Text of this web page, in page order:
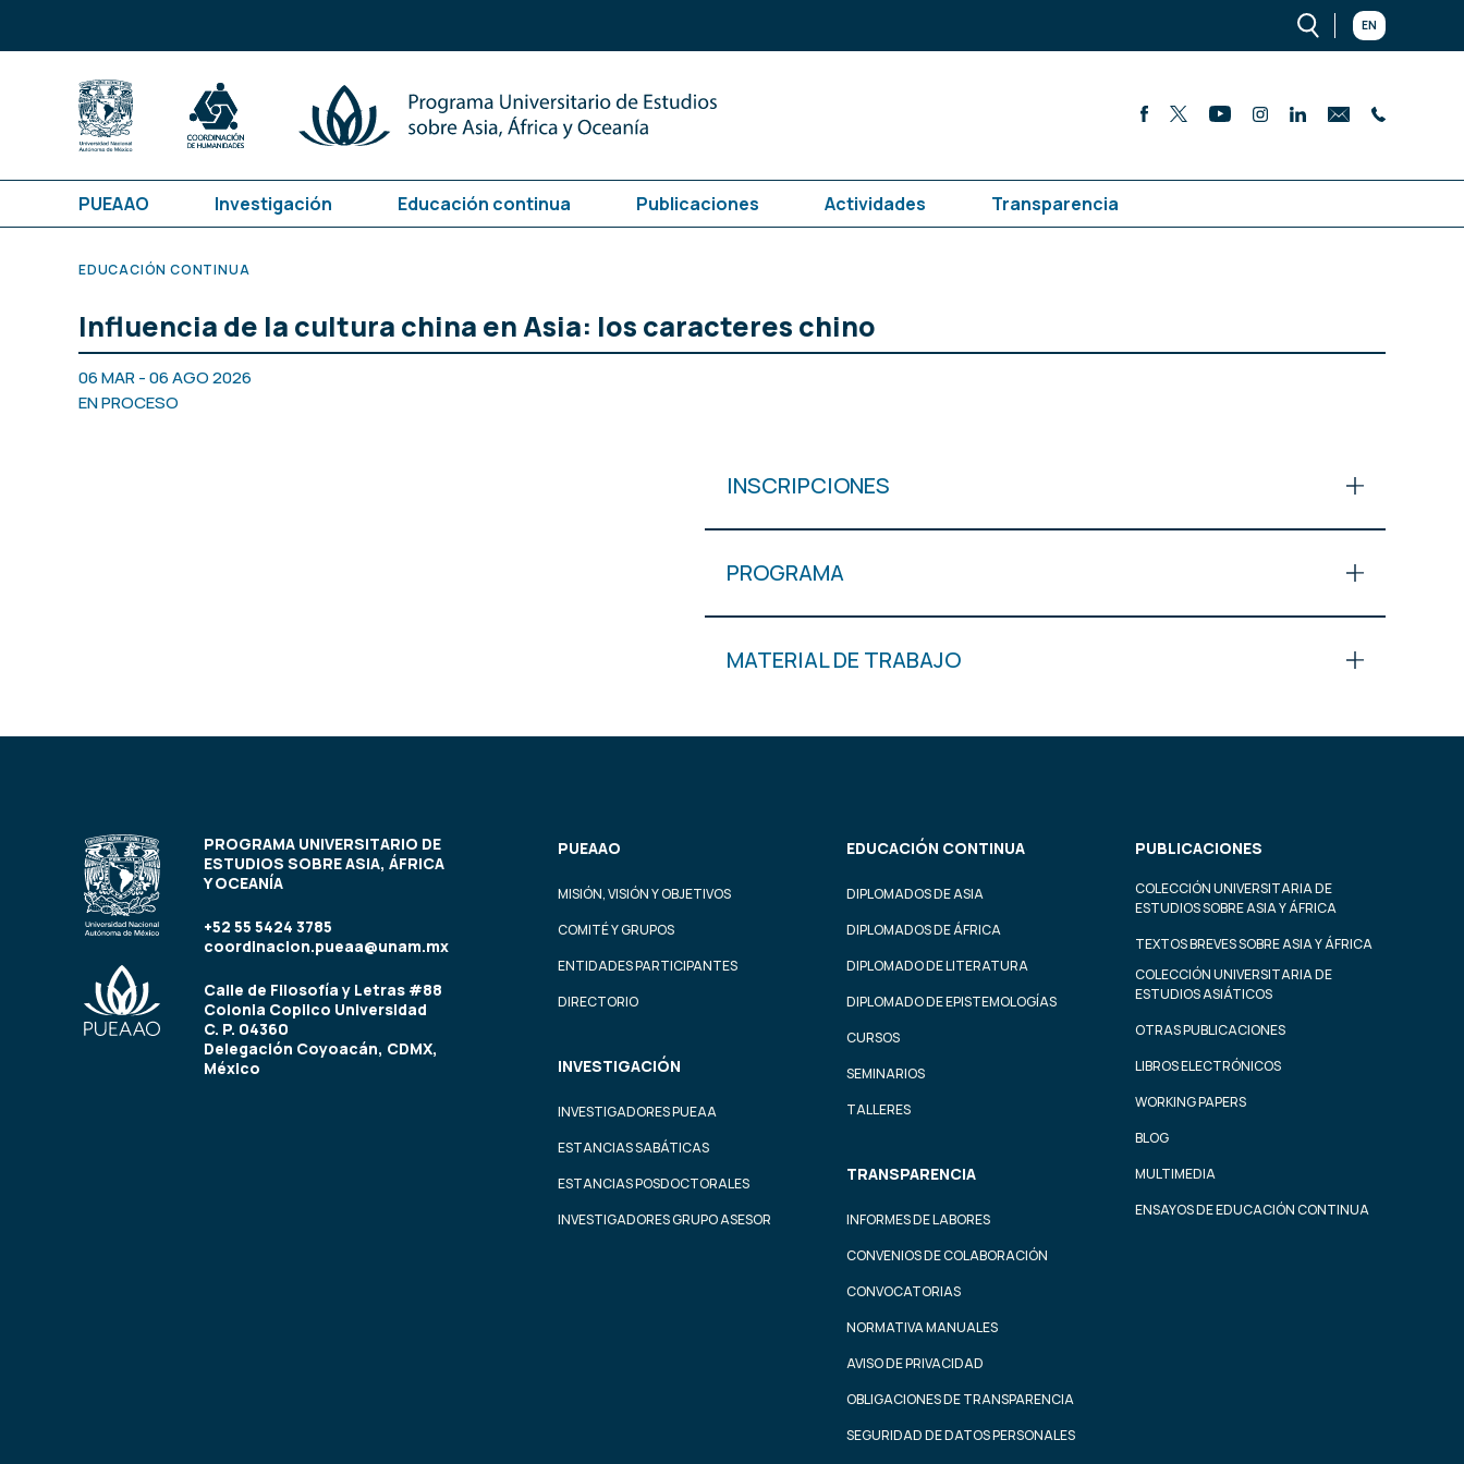
EN
PUEAAO Investigación Educación continua Publicaciones Actividades Transparencia
EDUCACIÓN CONTINUA
Influencia de la cultura china en Asia: los caracteres chino
06 MAR - 06 AGO 2026
EN PROCESO
INSCRIPCIONES
PROGRAMA
MATERIAL DE TRABAJO
PROGRAMA UNIVERSITARIO DE
ESTUDIOS SOBRE ASIA, ÁFRICA
Y OCEANÍA
+52 55 5424 3785
coordinacion.pueaa@unam.mx
Calle de Filosofía y Letras #88
Colonia Copilco Universidad
C. P. 04360
Delegación Coyoacán, CDMX,
México
PUEAAO
MISIÓN, VISIÓN Y OBJETIVOS
COMITÉ Y GRUPOS
ENTIDADES PARTICIPANTES
DIRECTORIO
INVESTIGACIÓN
INVESTIGADORES PUEAA
ESTANCIAS SABÁTICAS
ESTANCIAS POSDOCTORALES
INVESTIGADORES GRUPO ASESOR
EDUCACIÓN CONTINUA
DIPLOMADOS DE ASIA
DIPLOMADOS DE ÁFRICA
DIPLOMADO DE LITERATURA
DIPLOMADO DE EPISTEMOLOGÍAS
CURSOS
SEMINARIOS
TALLERES
TRANSPARENCIA
INFORMES DE LABORES
CONVENIOS DE COLABORACIÓN
CONVOCATORIAS
NORMATIVA MANUALES
AVISO DE PRIVACIDAD
OBLIGACIONES DE TRANSPARENCIA
SEGURIDAD DE DATOS PERSONALES
PUBLICACIONES
COLECCIÓN UNIVERSITARIA DE
ESTUDIOS SOBRE ASIA Y ÁFRICA
TEXTOS BREVES SOBRE ASIA Y ÁFRICA
COLECCIÓN UNIVERSITARIA DE
ESTUDIOS ASIÁTICOS
OTRAS PUBLICACIONES
LIBROS ELECTRÓNICOS
WORKING PAPERS
BLOG
MULTIMEDIA
ENSAYOS DE EDUCACIÓN CONTINUA